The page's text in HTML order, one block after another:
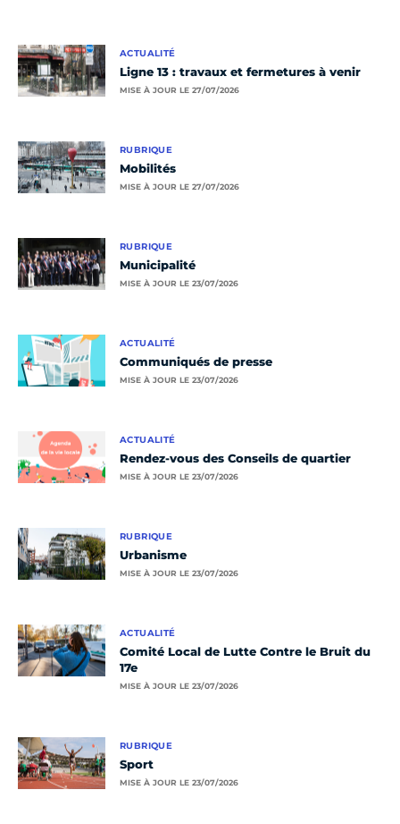
ACTUALITÉ
Ligne 13 : travaux et fermetures à venir
MISE À JOUR LE 27/07/2026
RUBRIQUE
Mobilités
MISE À JOUR LE 27/07/2026
RUBRIQUE
Municipalité
MISE À JOUR LE 23/07/2026
ACTUALITÉ
Communiqués de presse
MISE À JOUR LE 23/07/2026
ACTUALITÉ
Rendez-vous des Conseils de quartier
MISE À JOUR LE 23/07/2026
RUBRIQUE
Urbanisme
MISE À JOUR LE 23/07/2026
ACTUALITÉ
Comité Local de Lutte Contre le Bruit du
17e
MISE À JOUR LE 23/07/2026
RUBRIQUE
Sport
MISE À JOUR LE 23/07/2026